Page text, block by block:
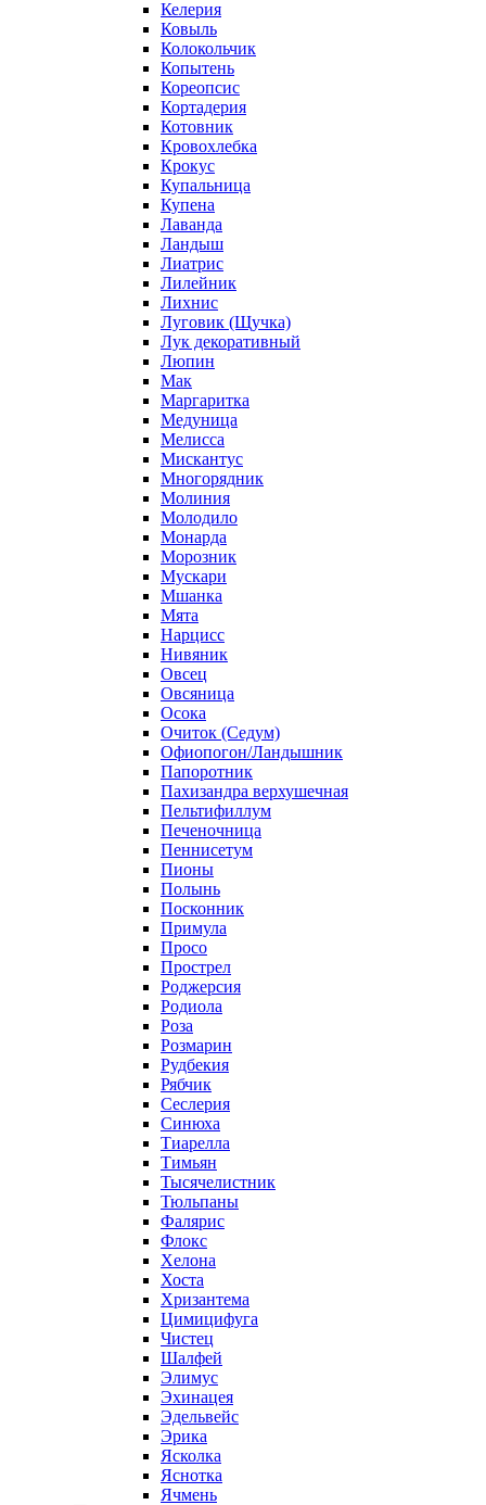
Келерия
Ковыль
Колокольчик
Копытень
Кореопсис
Кортадерия
Котовник
Кровохлебка
Крокус
Купальница
Купена
Лаванда
Ландыш
Лиатрис
Лилейник
Лихнис
Луговик (Щучка)
Лук декоративный
Люпин
Мак
Маргаритка
Медуница
Мелисса
Мискантус
Многорядник
Молиния
Молодило
Монарда
Морозник
Мускари
Мшанка
Мята
Нарцисс
Нивяник
Овсец
Овсяница
Осока
Очиток (Седум)
Офиопогон/Ландышник
Папоротник
Пахизандра верхушечная
Пельтифиллум
Печеночница
Пеннисетум
Пионы
Полынь
Посконник
Примула
Просо
Прострел
Роджерсия
Родиола
Роза
Розмарин
Рудбекия
Рябчик
Сеслерия
Синюха
Тиарелла
Тимьян
Тысячелистник
Тюльпаны
Фалярис
Флокс
Хелона
Хоста
Хризантема
Цимицифуга
Чистец
Шалфей
Элимус
Эхинацея
Эдельвейс
Эрика
Ясколка
Яснотка
Ячмень